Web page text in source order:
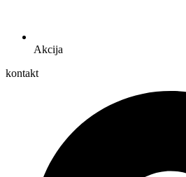
Akcija
kontakt